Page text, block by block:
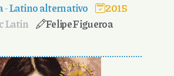
-Latino alternativo
2015
Latin
Felipe Figueroa